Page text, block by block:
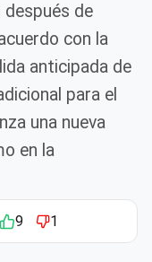
después de
con la
anticipada de
para el
una nueva
en la
9 1